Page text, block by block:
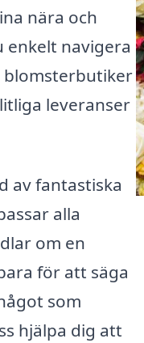
nära och
enkelt navigera
blomsterbutiker
leveranser
av fantastiska
alla
om en
för att säga
som
hjälpa dig att